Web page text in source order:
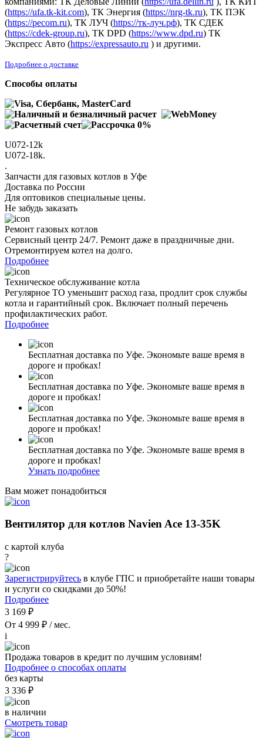
(https://ufa.tk-kit.com), ТК Энергия (https://nrg-tk.ru), ТK ПЭК
(https://pecom.ru), ТК ЛУЧ (https://тк-луч.рф), ТК СДЕК
(https://cdek-group.ru), ТК DPD (https://www.dpd.ru) ТК
Экспресс Авто (https://expressauto.ru ) и другими.
Подробнее о доставке
Способы оплаты
U072-12k
U072-18k.
.
Запчасти для газовых котлов в Уфе
Доставка по России
Для оптовиков специальные цены.
Не забудь заказать
Ремонт газовых котлов
Сервисный центр 24/7. Ремонт даже в праздничные дни.
Отремонтируем котел на долго.
Подробнее
Техническое обслуживание котла
Регулярное ТО уменьшит расход газа, продлит срок службы
котла и гарантийный срок. Включает полный перечень
профилактических работ.
Подробнее
Бесплатная доставка по Уфе. Экономьте ваше время в
дороге и пробках!
Бесплатная доставка по Уфе. Экономьте ваше время в
дороге и пробках!
Бесплатная доставка по Уфе. Экономьте ваше время в
дороге и пробках!
Бесплатная доставка по Уфе. Экономьте ваше время в
дороге и пробках!
Узнать подробнее
Вам может понадобиться
Вентилятор для котлов Navien Ace 13-35K
с картой клуба
?
Зарегистрируйтесь в клубе ГПС и приобретайте наши товары
и услуги со скидками до 50%!
Подробнее
3 169 ₽
От 4 999 ₽ / мес.
i
Продажа товаров в кредит по лучшим условиям!
Подробнее о способах оплаты
без карты
3 336 ₽
в наличии
Смотреть товар